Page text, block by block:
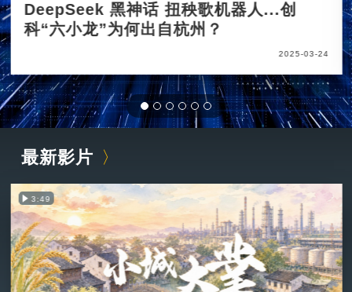
DeepSeek 黑神话 扭秧歌机器人...创
科“六小龙”为何出自杭州？
2025-03-24
最新影片
3:49